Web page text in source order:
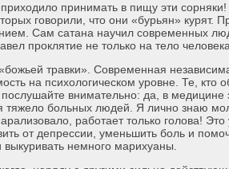
принимать в пищу эти
говорили, что они «бурьян» курят.
Сам сатана научил современных
проклятие не только на тело
травки». Современная
на психологическом уровне. Те,
внимательно: да, в медицине
тяжело больных людей. Я лично знаю
работает только голова!
от депрессии, уменьшить боль и
выкуривать немного марихуаны.